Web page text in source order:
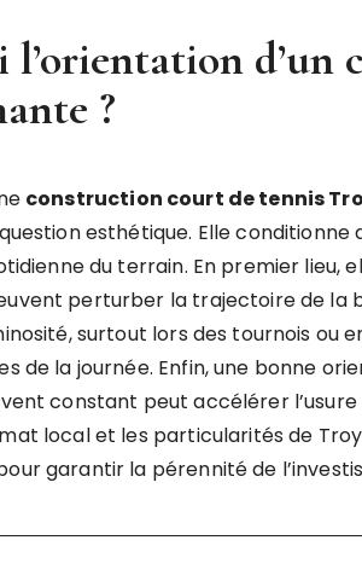
l’orientation d’un
?
construction court de tennis
esthétique. Elle
du terrain. En premier lieu,
perturber la trajectoire de la
surtout lors des tournois ou
de la journée. Enfin, une bonne
constant peut accélérer
local et les particularités de
garantir la pérennité de